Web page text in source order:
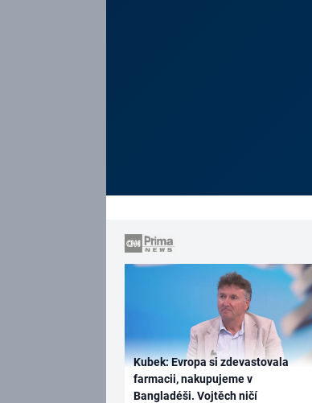
Kubek: Evropa si zdevastovala
farmacii, nakupujeme v
Bangladéši. Vojtěch ničí